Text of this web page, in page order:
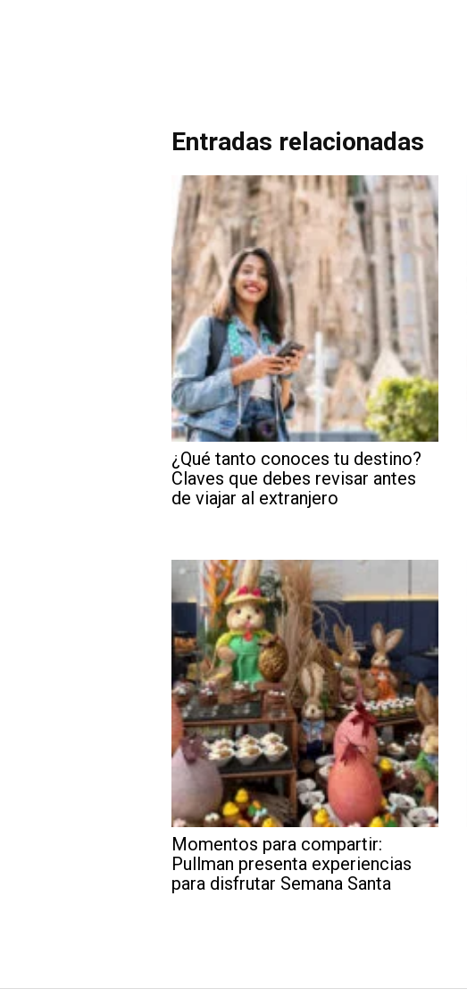
Entradas relacionadas
¿Qué tanto conoces tu destino?
Claves que debes revisar antes
de viajar al extranjero
Momentos para compartir:
Pullman presenta experiencias
para disfrutar Semana Santa